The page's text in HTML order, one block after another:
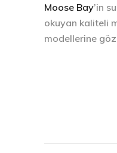
Moose Bay’in
okuyan kaliteli
modellerine